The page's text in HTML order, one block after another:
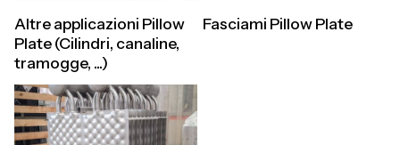
Altre applicazioni Pillow
Plate (Cilindri, canaline,
tramogge, ...)
Fasciami Pillow Plate